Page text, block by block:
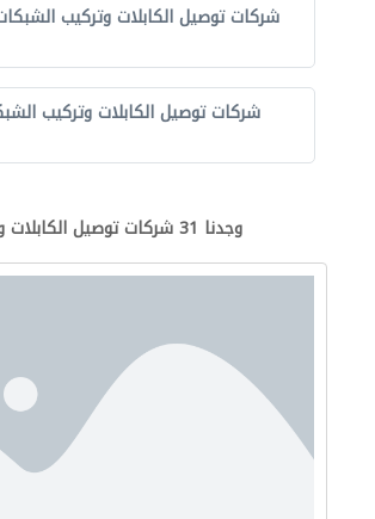
شركات توصيل الكابلات وتركيب
شركات توصيل الكابلات وتركيب
وجدنا 31 شركات توصيل الكابلات وتركيب الشبكات